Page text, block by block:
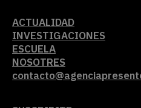
ACTUALIDAD
INVESTIGACIONES
ESCUELA
NOSOTRES